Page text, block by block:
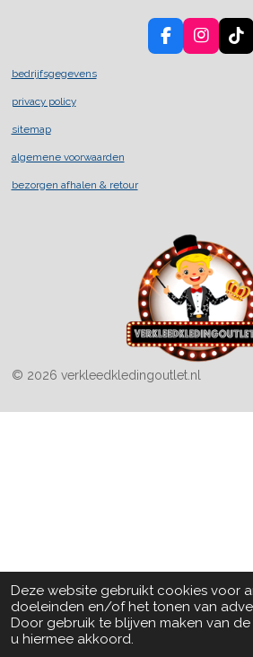
Deze website gebruikt cookies voor
doeleinden en/of het tonen van
Door gebruik te blijven maken van
u hiermee akkoord.
F
a
I
n
T
i
bedrijfsgegevens
privacy policy
sitemap
algemene voorwaarden
bezorgen afhalen & retour
© 2026 verkleedkledingoutlet.nl